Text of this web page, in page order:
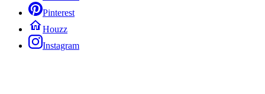
Pinterest
Houzz
Instagram